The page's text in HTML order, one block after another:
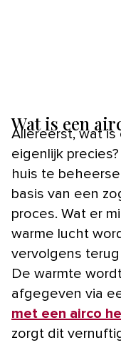
Wat is een
Allereerst, wat is een airco of airconditioning
eigenlijk
huis te
basis van een
proces. Wat er
warme lucht
vervolgens
De warmte
afgegeven via
met een airco
zorgt dit